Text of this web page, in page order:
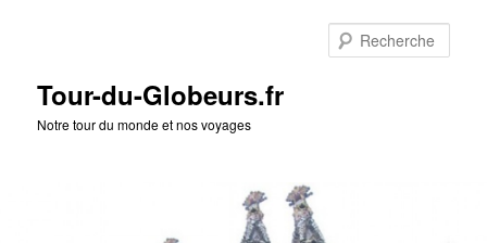
Tour-du-Globeurs.fr
Notre tour du monde et nos voyages